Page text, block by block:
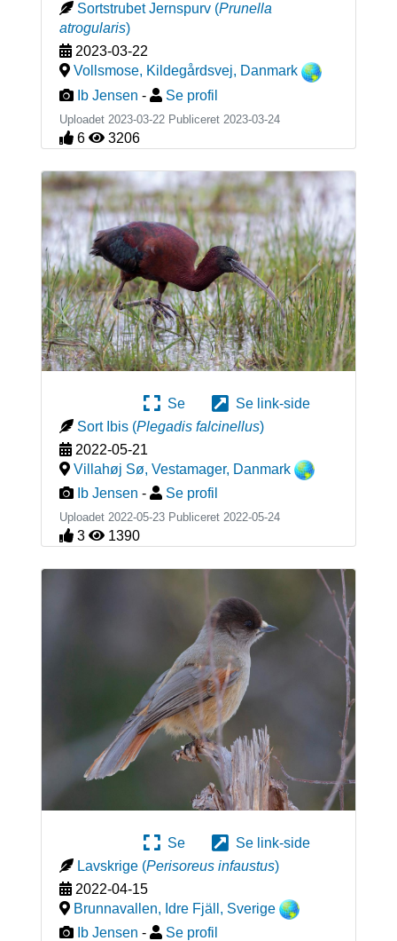
Sortstrubet Jernspurv (Prunella
atrogularis)
2023-03-22
Vollsmose, Kildegårdsvej, Danmark
Ib Jensen - Se profil
Uploadet 2023-03-22 Publiceret 2023-03-24
6 3206
Se
Se link-side
Sort Ibis (Plegadis falcinellus)
2022-05-21
Villahøj Sø, Vestamager, Danmark
Ib Jensen - Se profil
Uploadet 2022-05-23 Publiceret 2022-05-24
3 1390
Se
Se link-side
Lavskrige (Perisoreus infaustus)
2022-04-15
Brunnavallen, Idre Fjäll , Sverige
Ib Jensen - Se profil